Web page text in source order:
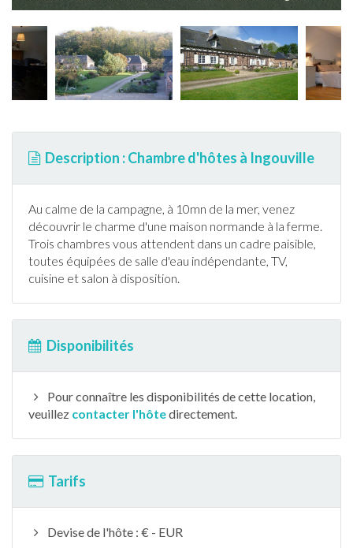
Description : Chambre d'hôtes à Ingouville
Au calme de la campagne, à 10mn de la mer, venez
découvrir le charme d'une maison normande à la ferme.
Trois chambres vous attendent dans un cadre paisible,
toutes équipées de salle d'eau indépendante, TV,
cuisine et salon à disposition.
Disponibilités
Pour connaître les disponibilités de cette location,
veuillez contacter l'hôtedirectement.
Tarifs
Devise de l'hôte : € - EUR